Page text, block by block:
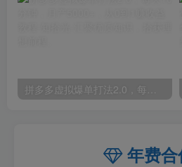
年费合